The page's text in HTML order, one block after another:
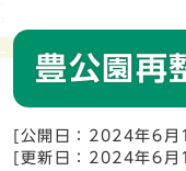
豊公園再
[公開日：2024年6月
[更新日：2024年6月